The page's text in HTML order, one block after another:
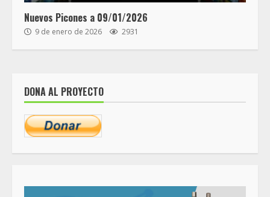
Nuevos Picones a 09/01/2026
9 de enero de 2026 2931
DONA AL PROYECTO